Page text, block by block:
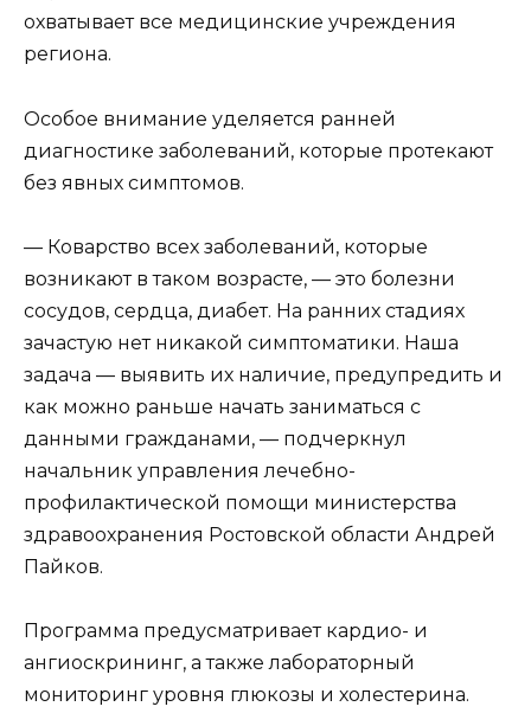
охватывает все медицинские учреждения
региона.
Особое внимание уделяется ранней
диагностике заболеваний, которые протекают
без явных симптомов.
— Коварство всех заболеваний, которые
возникают в таком возрасте, — это болезни
сосудов, сердца, диабет. На ранних стадиях
зачастую нет никакой симптоматики. Наша
задача — выявить их наличие, предупредить и
как можно раньше начать заниматься с
данными гражданами, — подчеркнул
начальник управления лечебно-
профилактической помощи министерства
здравоохранения Ростовской области Андрей
Пайков.
Программа предусматривает кардио- и
ангиоскрининг, а также лабораторный
мониторинг уровня глюкозы и холестерина.